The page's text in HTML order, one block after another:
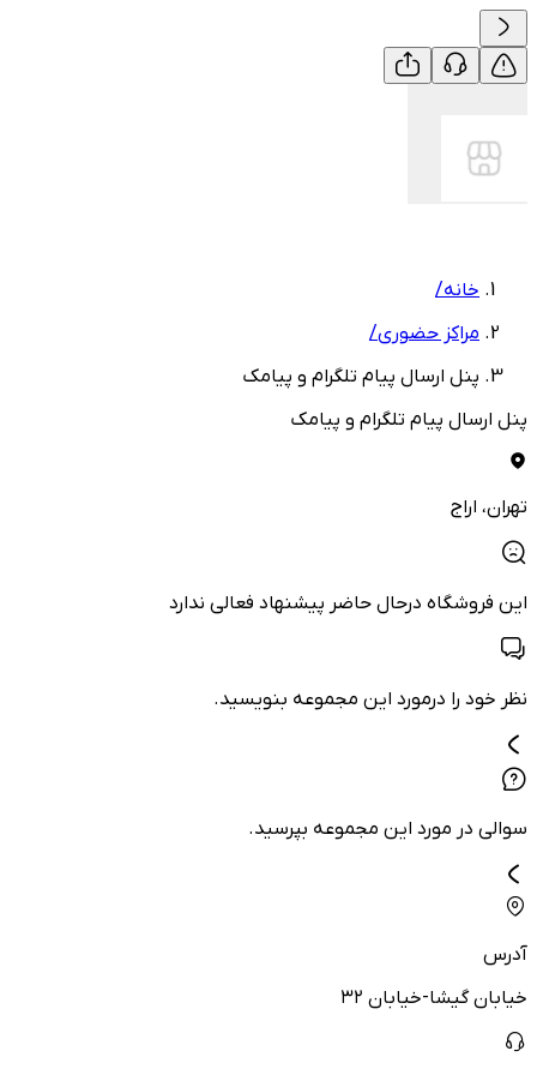
خانه/
مراکز حضوری/
پنل ارسال پیام تلگرام و پیامک
پنل ارسال پیام تلگرام و پیامک
تهران، اراج
این فروشگاه درحال حاضر پیشنهاد فعالی ندارد
نظر خود را درمورد این مجموعه بنویسید.
سوالی در مورد این مجموعه بپرسید.
آدرس
خیابان گیشا-خیابان ۳۲